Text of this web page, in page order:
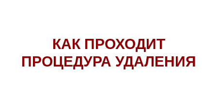
КАК ПРОХОДИТ
ПРОЦЕДУРА УДАЛЕНИЯ